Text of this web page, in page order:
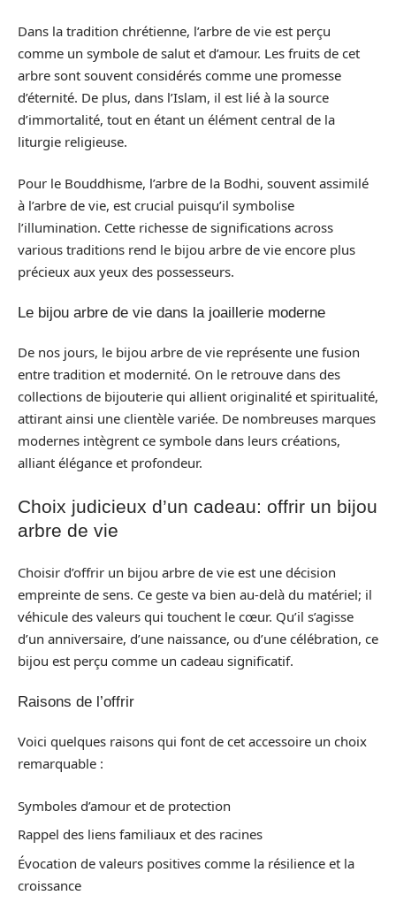
Dans la tradition chrétienne, l’arbre de vie est perçu
comme un symbole de salut et d’amour. Les fruits de cet
arbre sont souvent considérés comme une promesse
d’éternité. De plus, dans l’Islam, il est lié à la source
d’immortalité, tout en étant un élément central de la
liturgie religieuse.
Pour le Bouddhisme, l’arbre de la Bodhi, souvent assimilé
à l’arbre de vie, est crucial puisqu’il symbolise
l’illumination. Cette richesse de significations across
various traditions rend le bijou arbre de vie encore plus
précieux aux yeux des possesseurs.
Le bijou arbre de vie dans la joaillerie moderne
De nos jours, le bijou arbre de vie représente une fusion
entre tradition et modernité. On le retrouve dans des
collections de bijouterie qui allient originalité et spiritualité,
attirant ainsi une clientèle variée. De nombreuses marques
modernes intègrent ce symbole dans leurs créations,
alliant élégance et profondeur.
Choix judicieux d’un cadeau: offrir un bijou
arbre de vie
Choisir d’offrir un bijou arbre de vie est une décision
empreinte de sens. Ce geste va bien au-delà du matériel; il
véhicule des valeurs qui touchent le cœur. Qu’il s’agisse
d’un anniversaire, d’une naissance, ou d’une célébration, ce
bijou est perçu comme un cadeau significatif.
Raisons de l’offrir
Voici quelques raisons qui font de cet accessoire un choix
remarquable :
Symboles d’amour et de protection
Rappel des liens familiaux et des racines
Évocation de valeurs positives comme la résilience et la
croissance